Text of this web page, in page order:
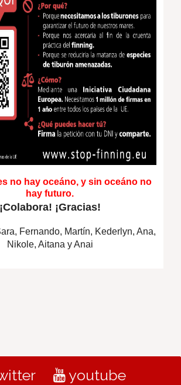
no hay oceáno, y sin oceáno no
hay futuro.
¡Colabora! ¡Gracias!
Fernando, Martín, Kederlyn, Ana,
Nikole, Aitana y Anai
youtube